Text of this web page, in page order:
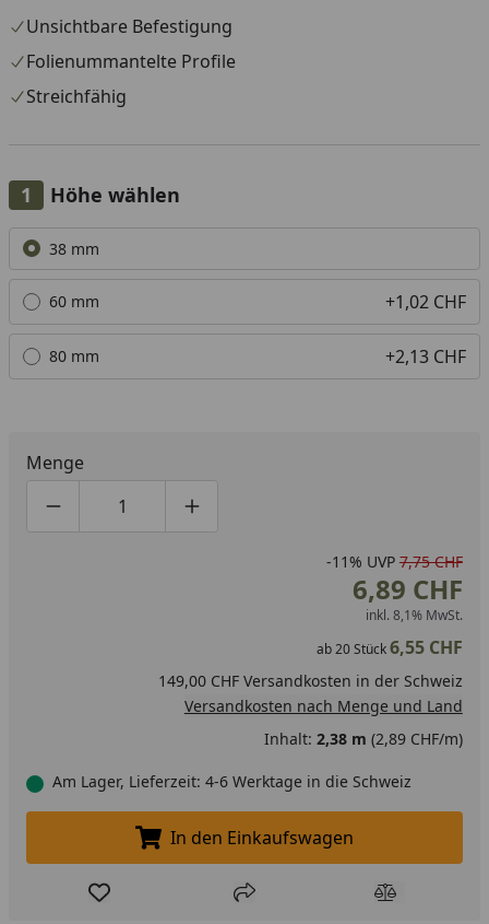
Unsichtbare Befestigung
Folienummantelte Profile
Streichfähig
Höhe wählen
Alle anzeigen (3)
38 mm
60 mm +1,02 CHF
80 mm +2,13 CHF
Menge
Produktmenge um eins verringern
Produktmenge manuell eingeben
Produktmenge um eins erhöhen
-11% UVP 7,75 CHF
6,89 CHF
inkl. 8,1% MwSt.
ab20Stück6,55 CHF
149,00 CHF Versandkosten in der Schweiz
Versandkosten nach Menge und Land
Inhalt: 2,38 m (2,89 CHF/m)
Am Lager, Lieferzeit: 4-6 Werktage in die Schweiz
In den Einkaufswagen legen
In den Einkaufswagen
Produkt zur Wunschliste hinzufügen
Teilen Produkt